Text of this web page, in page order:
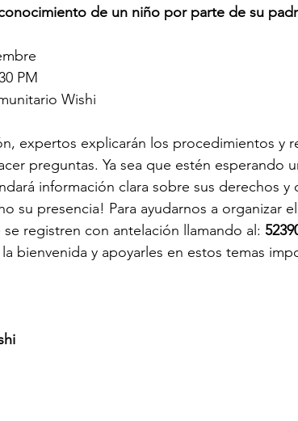
de un niño por parte de su
PM
Wishi
expertos explicarán los procedimientos y
preguntas. Ya sea que estén esperando
información clara sobre sus derechos y
su presencia! Para ayudarnos a organizar
registren con antelación llamando al:
bienvenida y apoyarles en estos temas